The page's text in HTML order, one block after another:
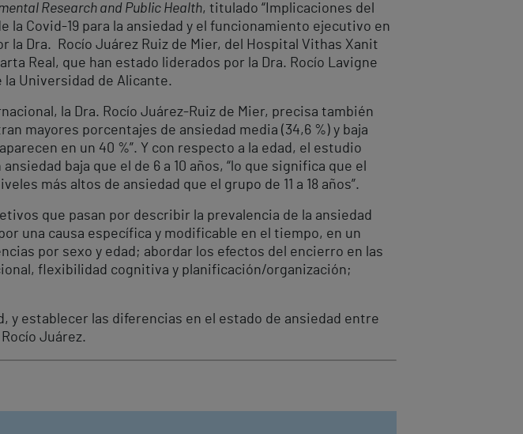
Research and Public Health, titulado “Implicaciones del
la Covid-19 para la ansiedad y el funcionamiento ejecutivo en
la Dra. Rocío Juárez Ruiz de Mier, del Hospital Vithas Xanit
Real, que han estado liderados por la Dra. Rocío Lavigne
la Universidad de Alicante.
la Dra. Rocío Juárez-Ruiz de Mier, precisa también
mayores porcentajes de ansiedad media (34,6 %) y baja
en un 40 %”. Y con respecto a la edad, el estudio
baja que el de 6 a 10 años, “lo que significa que el
más altos de ansiedad que el grupo de 11 a 18 años”.
que pasan por describir la prevalencia de la ansiedad
una causa específica y modificable en el tiempo, en un
por sexo y edad; abordar los efectos del encierro en las
flexibilidad cognitiva y planificación/organización;
establecer las diferencias en el estado de ansiedad entre
Juárez.